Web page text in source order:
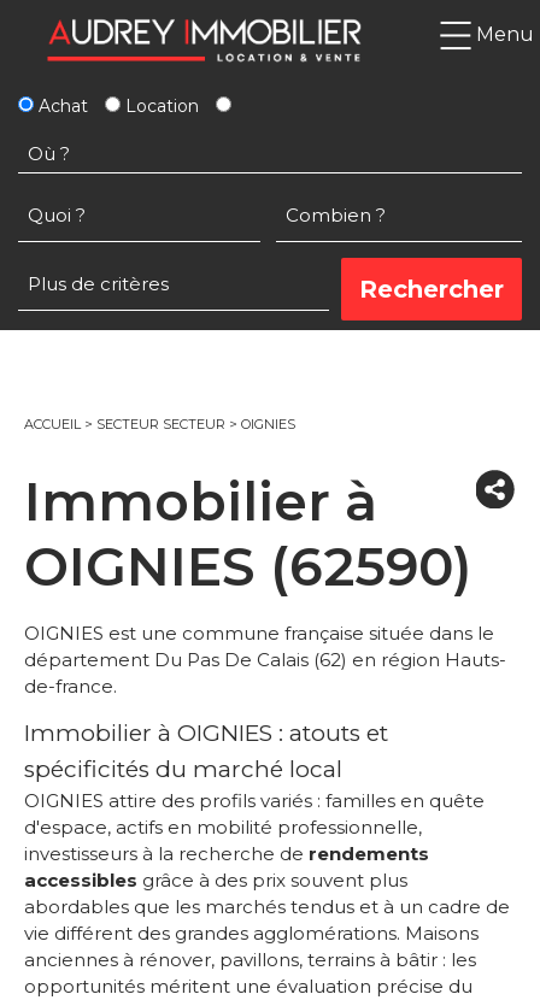
Menu
Achat Location
ACCUEIL> SECTEUR SECTEUR > OIGNIES
Immobilier à
OIGNIES (62590)
OIGNIES est une commune française située dans le
département Du Pas De Calais (62) en région Hauts-
de-france.
Immobilier à OIGNIES : atouts et
spécificités du marché local
OIGNIES attire des profils variés : familles en quête
d'espace, actifs en mobilité professionnelle,
investisseurs à la recherche de rendements
accessibles grâce à des prix souvent plus
abordables que les marchés tendus et à un cadre de
vie différent des grandes agglomérations. Maisons
anciennes à rénover, pavillons, terrains à bâtir : les
opportunités méritent une évaluation précise du